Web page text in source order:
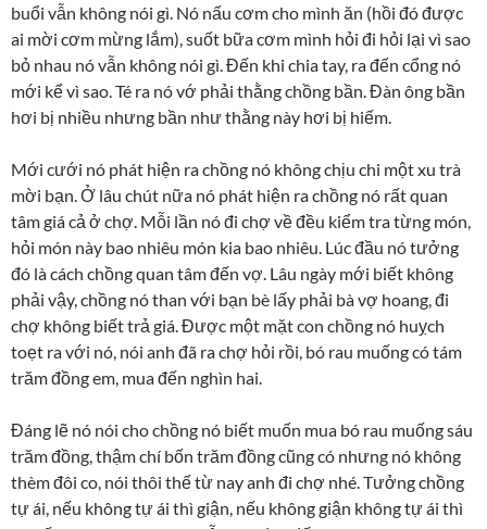
buổi vẫn không nói gì. Nó nấu cơm cho mình ăn (hồi đó được
ai mời cơm mừng lắm), suốt bữa cơm mình hỏi đi hỏi lại vì sao
bỏ nhau nó vẫn không nói gì. Đến khi chia tay, ra đến cổng nó
mới kể vì sao. Té ra nó vớ phải thằng chồng bần. Đàn ông bần
hơi bị nhiều nhưng bần như thằng này hơi bị hiếm.
Mới cưới nó phát hiện ra chồng nó không chịu chi một xu trà
mời bạn. Ở lâu chút nữa nó phát hiện ra chồng nó rất quan
tâm giá cả ở chợ. Mỗi lần nó đi chợ về đều kiểm tra từng món,
hỏi món này bao nhiêu món kia bao nhiêu. Lúc đầu nó tưởng
đó là cách chồng quan tâm đến vợ. Lâu ngày mới biết không
phải vậy, chồng nó than với bạn bè lấy phải bà vợ hoang, đi
chợ không biết trả giá. Được một mặt con chồng nó huỵch
toẹt ra với nó, nói anh đã ra chợ hỏi rồi, bó rau muống có tám
trăm đồng em, mua đến nghìn hai.
Đáng lẽ nó nói cho chồng nó biết muốn mua bó rau muống sáu
trăm đồng, thậm chí bốn trăm đồng cũng có nhưng nó không
thèm đôi co, nói thôi thế từ nay anh đi chợ nhé. Tưởng chồng
tự ái, nếu không tự ái thì giận, nếu không giận không tự ái thì